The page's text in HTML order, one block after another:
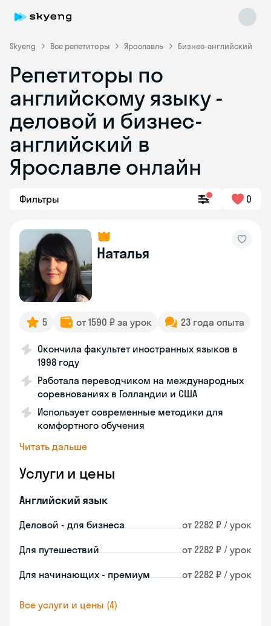
Skyeng Все репетиторы Ярославль Бизнес-английский
Репетиторы по
английскому языку -
деловой и бизнес-
английский в
Ярославле онлайн
Фильтры 0
Наталья
5 от 1590 ₽ за урок 23 года опыта
Окончила факультет иностранных языков в
1998 году
Работала переводчиком на международных
соревнованиях в Голландии и США
Использует современные методики для
комфортного обучения
Читать дальше
Услуги и цены
Английский язык
Деловой - для бизнеса от 2282 ₽ / урок
Для путешествий от 2282 ₽ / урок
Для начинающих - премиум от 2282 ₽ / урок
Все услуги и цены (4)
online